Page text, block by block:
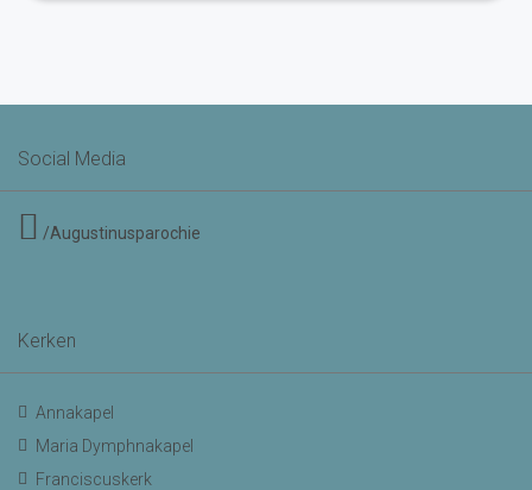
Social Media
/Augustinusparochie
Kerken
Annakapel
Maria Dymphnakapel
Franciscuskerk